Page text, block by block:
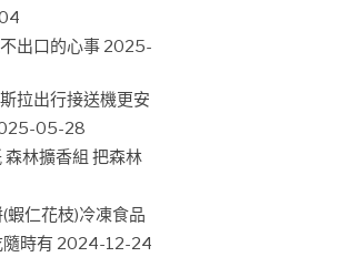
出口的心事 2025-
拉出行接送機更安
05-28
林擴香組 把森林
蝦仁花枝)冷凍食品
時有 2024-12-24